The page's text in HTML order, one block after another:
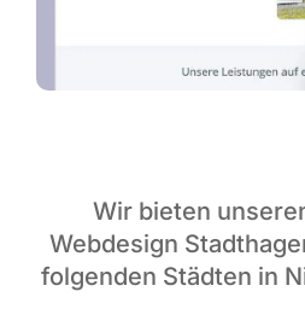
Wir bieten
Webdesign
folgenden Städten in